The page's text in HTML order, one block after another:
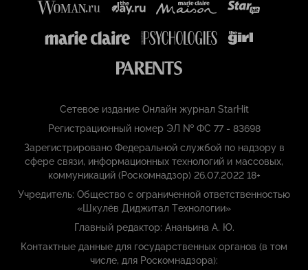
Сетевое издание Онлайн журнал StarHit
Регистрационный номер ЭЛ № ФС 77 - 83698
Зарегистрировано Федеральной службой по надзору в
сфере связи, информационных технологий и массовых,
коммуникаций (Роскомнадзор) 26.07.2022 18+
Учредитель: Общество с ограниченной ответственностью
«Шкулёв Диджитал Технологии»
Главный редактор: Ананьина А. Ю.
Контактные данные для государственных органов (в том
числе, для Роскомнадзора):